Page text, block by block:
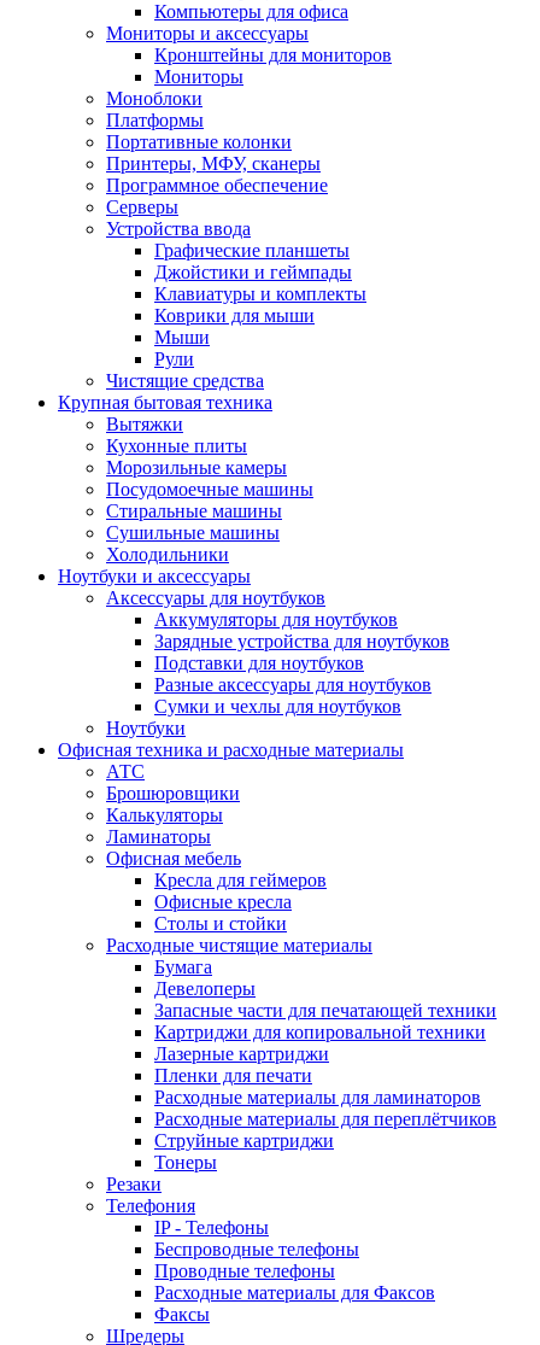
Компьютеры для офиса
Мониторы и аксессуары
Кронштейны для мониторов
Мониторы
Моноблоки
Платформы
Портативные колонки
Принтеры, МФУ, сканеры
Программное обеспечение
Серверы
Устройства ввода
Графические планшеты
Джойстики и геймпады
Клавиатуры и комплекты
Коврики для мыши
Мыши
Рули
Чистящие средства
Крупная бытовая техника
Вытяжки
Кухонные плиты
Морозильные камеры
Посудомоечные машины
Стиральные машины
Сушильные машины
Холодильники
Ноутбуки и аксессуары
Аксессуары для ноутбуков
Аккумуляторы для ноутбуков
Зарядные устройства для ноутбуков
Подставки для ноутбуков
Разные аксессуары для ноутбуков
Сумки и чехлы для ноутбуков
Ноутбуки
Офисная техника и расходные материалы
АТС
Брошюровщики
Калькуляторы
Ламинаторы
Офисная мебель
Кресла для геймеров
Офисные кресла
Столы и стойки
Расходные чистящие материалы
Бумага
Девелоперы
Запасные части для печатающей техники
Картриджи для копировальной техники
Лазерные картриджи
Пленки для печати
Расходные материалы для ламинаторов
Расходные материалы для переплётчиков
Струйные картриджи
Тонеры
Резаки
Телефония
IP - Телефоны
Беспроводные телефоны
Проводные телефоны
Расходные материалы для Факсов
Факсы
Шредеры